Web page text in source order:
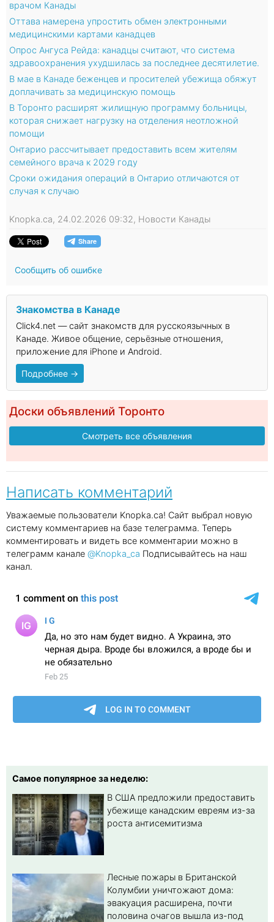
врачом Канады
Оттава намерена упростить обмен электронными
медицинскими картами канадцев
Опрос Ангуса Рейда: канадцы считают, что система
здравоохранения ухудшилась за последнее десятилетие.
В мае в Канаде беженцев и просителей убежища обяжут
доплачивать за медицинскую помощь
В Торонто расширят жилищную программу больницы,
которая снижает нагрузку на отделения неотложной
помощи
Онтарио рассчитывает предоставить всем жителям
семейного врача к 2029 году
Cроки ожидания операций в Онтарио отличаются от
случая к случаю
Knopka.ca, 24.02.2026 09:32, Новости Канады
Сообщить об ошибке
Знакомства в Канаде
Click4.net — сайт знакомств для русскоязычных в
Канаде. Живое общение, серьёзные отношения,
приложение для iPhone и Android.
Подробнее →
Доски объявлений Торонто
Смотреть все объявления
Написать комментарий
Уважаемые пользователи Knopka.ca! Сайт выбрал новую
систему комментариев на базе телеграмма. Теперь
комментировать и видеть все комментарии можно в
телеграмм канале @Knopka_ca Подписывайтесь на наш
канал.
Самое популярное за неделю:
В США предложили предоставить
убежище канадским евреям из-за
роста антисемитизма
Лесные пожары в Британской
Колумбии уничтожают дома:
эвакуация расширена, почти
половина очагов вышла из-под